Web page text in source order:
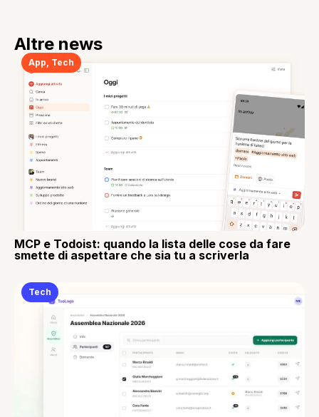
Altre news
App, Tech
MCP e Todoist: quando la lista delle cose da fare
smette di aspettare che sia tu a scriverla
Tech